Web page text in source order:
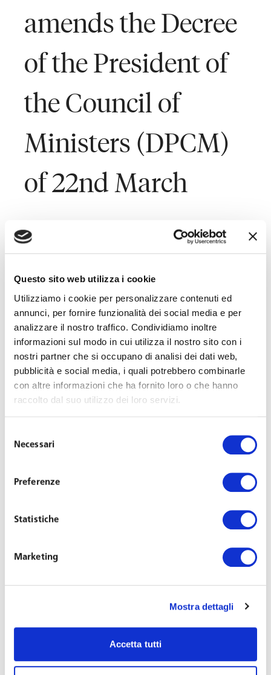
Questo sito web utilizza i cookie
Utilizziamo i cookie per personalizzare contenuti ed
annunci, per fornire funzionalità dei social media e per
analizzare il nostro traffico. Condividiamo inoltre
informazioni sul modo in cui utilizza il nostro sito con i
nostri partner che si occupano di analisi dei dati web,
pubblicità e social media, i quali potrebbero combinarle
con altre informazioni che ha fornito loro o che hanno
raccolto dal suo utilizzo dei loro servizi.
delNecessari
Preferenze
Statistiche
Marketing
Mostra dettagli
Accetta tutti
amends the Decree
of the President of
the Council of
Ministers (DPCM)
of 22nd March
Last Updated on March 26, 2020
Economico con apposito decreto è intervenuto sul DPCM
produttive industriali e commerciali ad esclusione di
quelle indicate nell’allegato 1 e salvo le eccezioni in esso
espressamente elencate) modificando l’elenco delle
attività non sospese e i relativi codici ATECO di cui
all’allegato 1.
Inoltre, per le attività di seguito elencate, sono previste
le “Attività delle agenzie di lavoro temporaneo
espletate in relazione alle attività di cui agli
commercio al dettaglio e servizi per la persona
ferramenta, rifornimento carburante, lavanderie,
pompe funebri etc) – e di cui all’allegato 1 del
che rispondono alle chiamate degli utenti tramite
operatori, tramite distribuzione automatica delle